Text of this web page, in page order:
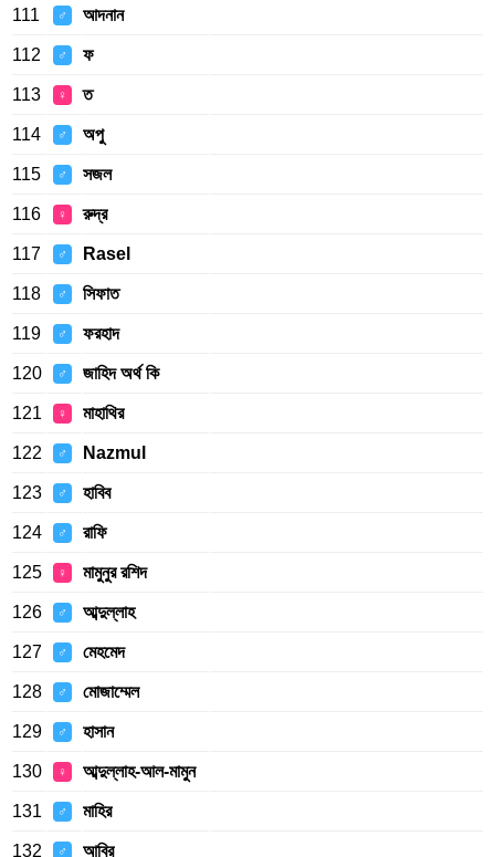
111 ♂ আদনান
112 ♂ ফ
113 ♀ ত
114 ♂ অপু
115 ♂ সজল
116 ♀ রুদ্র
117 ♂ Rasel
118 ♂ সিফাত
119 ♂ ফরহাদ
120 ♂ জাহিদ অর্থ কি
121 ♀ মাহাথির
122 ♂ Nazmul
123 ♂ হাবিব
124 ♂ রাফি
125 ♀ মামুনুর রশিদ
126 ♂ আব্দুল্লাহ
127 ♂ মেহমেদ
128 ♂ মোজাম্মেল
129 ♂ হাসান
130 ♀ আব্দুল্লাহ-আল-মামুন
131 ♂ মাহির
132 ♂ আবির